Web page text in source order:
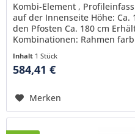
Kombi-Element ,
auf der Innenseite Höhe: Ca.
den Pfosten Ca. 180 cm
Kombinationen: Rahmen
Inhalt 1 Stück
584,41 €
Merken